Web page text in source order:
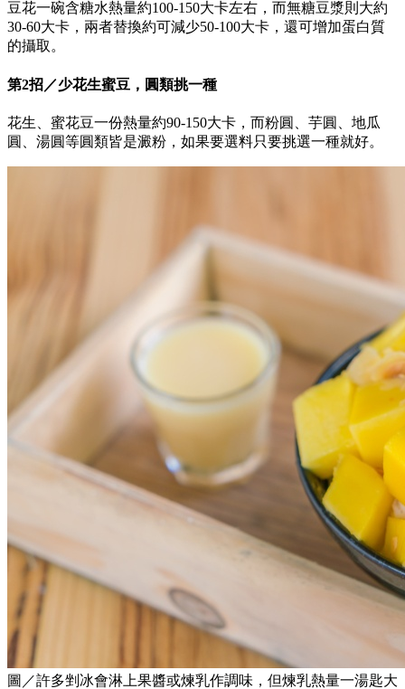
豆花一碗含糖水熱量約100-150大卡左右，而無糖豆漿則大約
30-60大卡，兩者替換約可減少50-100大卡，還可增加蛋白質
的攝取。
第2招／少花生蜜豆，圓類挑一種
花生、蜜花豆一份熱量約90-150大卡，而粉圓、芋圓、地瓜
圓、湯圓等圓類皆是澱粉，如果要選料只要挑選一種就好。
圖／許多剉冰會淋上果醬或煉乳作調味，但煉乳熱量一湯匙大